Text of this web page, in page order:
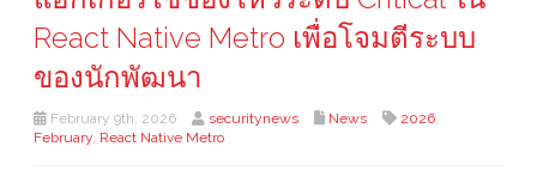
React Native Metro เพื่อโจมตีระบบ
ของนักพัฒนา
February 9th, 2026 securitynews News 2026,
February, React Native Metro